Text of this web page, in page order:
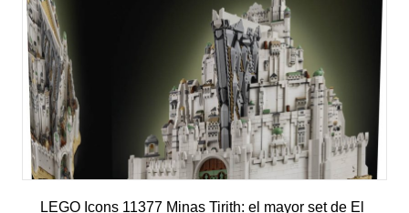
LEGO Icons 11377 Minas Tirith: el mayor set de El